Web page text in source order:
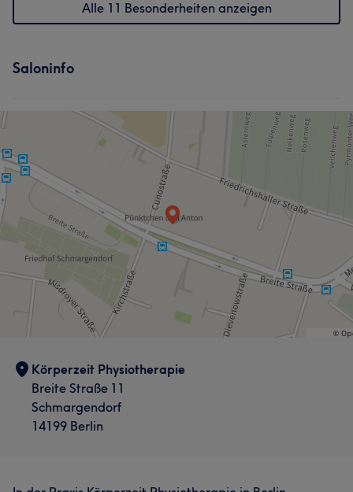
Alle 11 Besonderheiten anzeigen
Saloninfo
Körperzeit Physiotherapie
Breite Straße 11
Schmargendorf
14199 Berlin